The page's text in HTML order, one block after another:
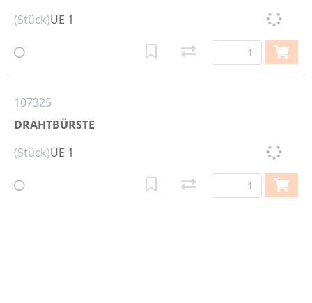
(Stück)UE 1
107325
DRAHTBÜRSTE
(Stück)UE 1